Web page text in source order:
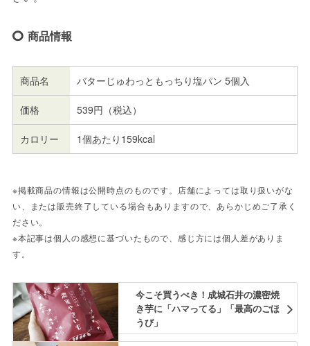
商品情報
商品名 バターじゅわっともっちり塩パン 5個入
価格 539円（税込）
カロリー 1個あたり159kcal
※掲載商品の情報は公開時点のものです。店舗によっては取り扱いがな
い、または販売終了している場合もありますので、あらかじめご了承く
ださい。
※本記事は個人の感想に基づいたもので、感じ方には個人差がありま
す。
今こそ買うべき！成城石井の濃密焼
き芋に「ハマってる」「最高のごほ
うび」